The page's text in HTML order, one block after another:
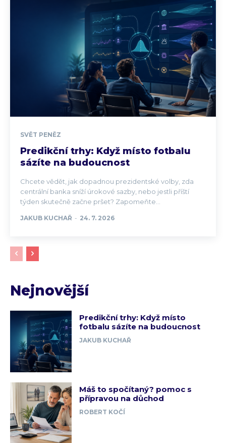
SVĚT PENĚZ
Predikční trhy: Když místo fotbalu
sázíte na budoucnost
Chcete vědět, jak dopadnou prezidentské volby, zda
centrální banka sníží úrokové sazby, nebo jestli příští
týden skutečně začne pršet? Zapomeňte...
JAKUB KUCHAŘ - 24. 7. 2026
Nejnovější
Predikční trhy: Když místo
fotbalu sázíte na budoucnost
JAKUB KUCHAŘ
Máš to spočítaný? pomoc s
přípravou na důchod
ROBERT KOČÍ